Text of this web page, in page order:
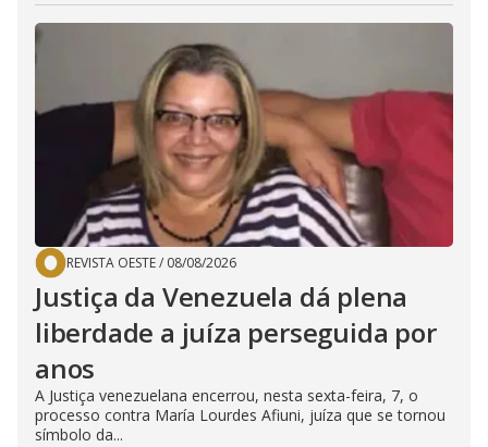
REVISTA OESTE/ 08/08/2026
Justiça da Venezuela dá plena
liberdade a juíza perseguida por
anos
A Justiça venezuelana encerrou, nesta sexta-feira, 7, o
processo contra María Lourdes Afiuni, juíza que se tornou
símbolo da...